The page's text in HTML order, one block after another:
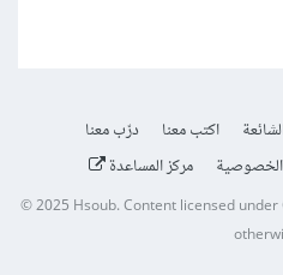
اكتب معنا
درّب معنا
الخصوصية مركز المساعدة
© 2025 Hsoub.Content licensed under